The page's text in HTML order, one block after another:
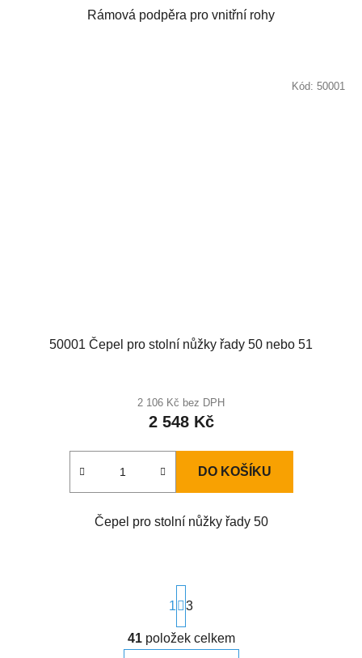
Rámová podpěra pro vnitřní rohy
50001 Čepel pro stolní nůžky řady 50 nebo 51
2 106 Kč bez DPH
2 548 Kč
DO KOŠÍKU
Čepel pro stolní nůžky řady 50
Kód: 50001
O
S
t
r
á
n
1 3
41položek celkem